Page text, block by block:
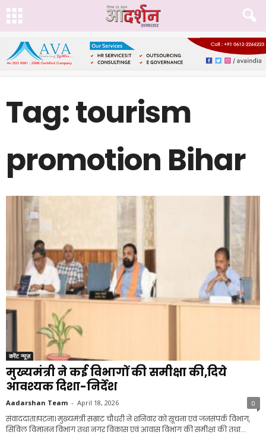
Tag: tourism
promotion Bihar
करेंट न्यूज़
मुख्यमंत्री ने कई विभागों की समीक्षा की,दिये
आवश्यक दिशा-निर्देश
Aadarshan Team - April 18, 2026 0
संवाददाता।पटना। मुख्यमंत्री सम्राट चौधरी ने शनिवार को सूचना एवं जनसंपर्क विभाग,
सिविल विमानन विभाग तथा नगर विकास एवं आवास विभाग की समीक्षा की तथा...